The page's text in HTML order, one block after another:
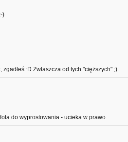
)
zgadłeś :D Zwłaszcza od tych "cięższych" ;)
do wyprostowania - ucieka w prawo.